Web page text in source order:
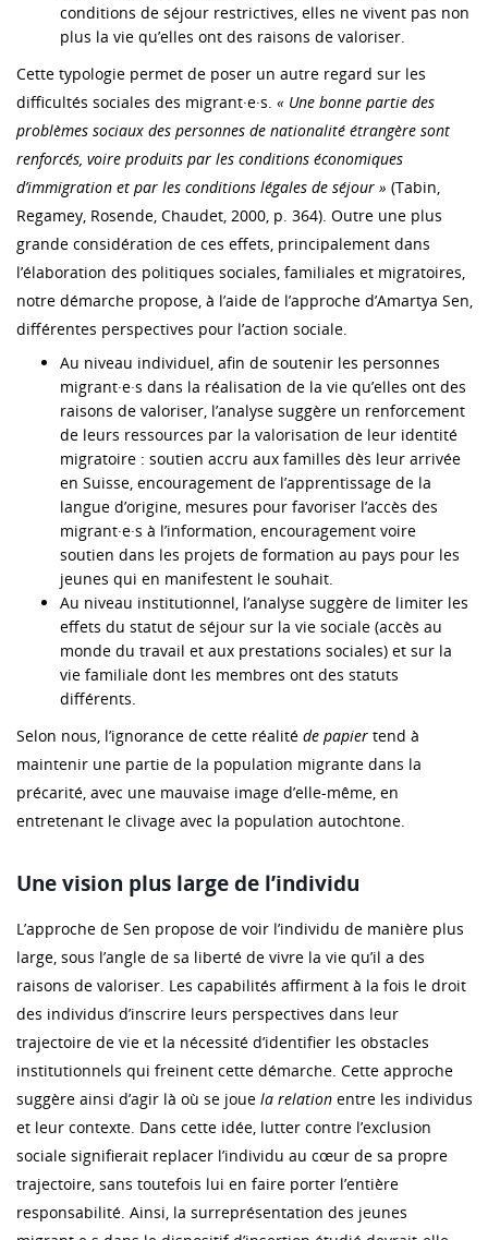
conditions de séjour restrictives, elles ne vivent pas non
plus la vie qu’elles ont des raisons de valoriser.
Cette typologie permet de poser un autre regard sur les
difficultés sociales des migrant·e·s. « Une bonne partie des
problèmes sociaux des personnes de nationalité étrangère sont
renforcés, voire produits par les conditions économiques
d’immigration et par les conditions légales de séjour » (Tabin,
Regamey, Rosende, Chaudet, 2000, p. 364). Outre une plus
grande considération de ces effets, principalement dans
l’élaboration des politiques sociales, familiales et migratoires,
notre démarche propose, à l’aide de l’approche d’Amartya Sen,
différentes perspectives pour l’action sociale.
Au niveau individuel, afin de soutenir les personnes
migrant·e·s dans la réalisation de la vie qu’elles ont des
raisons de valoriser, l’analyse suggère un renforcement
de leurs ressources par la valorisation de leur identité
migratoire : soutien accru aux familles dès leur arrivée
en Suisse, encouragement de l’apprentissage de la
langue d’origine, mesures pour favoriser l’accès des
migrant·e·s à l’information, encouragement voire
soutien dans les projets de formation au pays pour les
jeunes qui en manifestent le souhait.
Au niveau institutionnel, l’analyse suggère de limiter les
effets du statut de séjour sur la vie sociale (accès au
monde du travail et aux prestations sociales) et sur la
vie familiale dont les membres ont des statuts
différents.
Selon nous, l’ignorance de cette réalité de papier tend à
maintenir une partie de la population migrante dans la
précarité, avec une mauvaise image d’elle-même, en
entretenant le clivage avec la population autochtone.
Une vision plus large de l’individu
L’approche de Sen propose de voir l’individu de manière plus
large, sous l’angle de sa liberté de vivre la vie qu’il a des
raisons de valoriser. Les capabilités affirment à la fois le droit
des individus d’inscrire leurs perspectives dans leur
trajectoire de vie et la nécessité d’identifier les obstacles
institutionnels qui freinent cette démarche. Cette approche
suggère ainsi d’agir là où se joue la relation entre les individus
et leur contexte. Dans cette idée, lutter contre l’exclusion
sociale signifierait replacer l’individu au cœur de sa propre
trajectoire, sans toutefois lui en faire porter l’entière
responsabilité. Ainsi, la surreprésentation des jeunes